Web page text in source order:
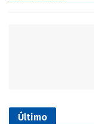
Último